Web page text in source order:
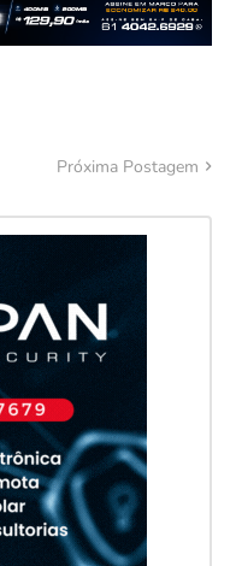
Próxima Postagem